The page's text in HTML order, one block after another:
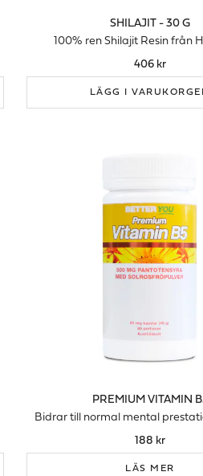
SHILAJIT - 30 G
100% ren Shilajit Resin från
406 kr
LÄGG I
PREMIUM VITAMIN
Bidrar till normal mental
188 kr
LÄS MER